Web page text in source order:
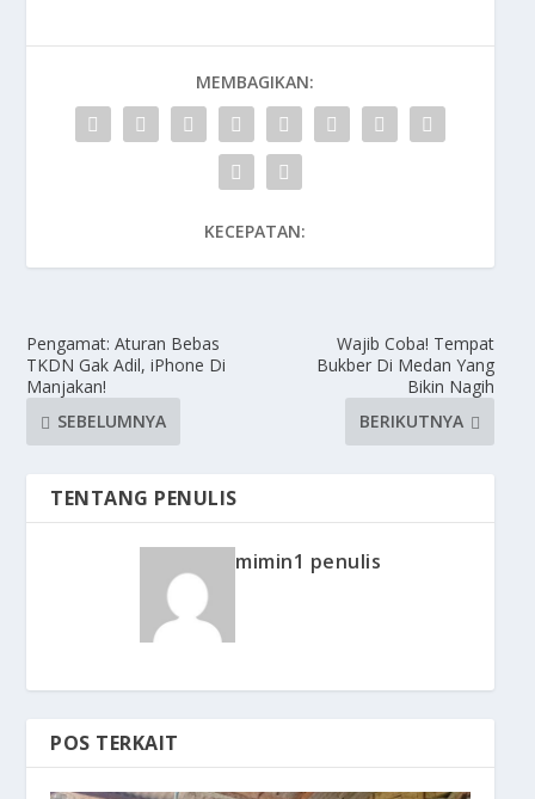
MEMBAGIKAN:
KECEPATAN:
Pengamat: Aturan Bebas
TKDN Gak Adil, iPhone Di
Manjakan!
SEBELUMNYA
Wajib Coba! Tempat
Bukber Di Medan Yang
Bikin Nagih
BERIKUTNYA
TENTANG PENULIS
mimin1 penulis
POS TERKAIT